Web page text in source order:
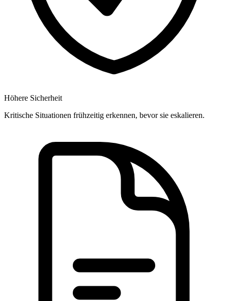
Höhere Sicherheit
Kritische Situationen frühzeitig erkennen, bevor sie eskalieren.